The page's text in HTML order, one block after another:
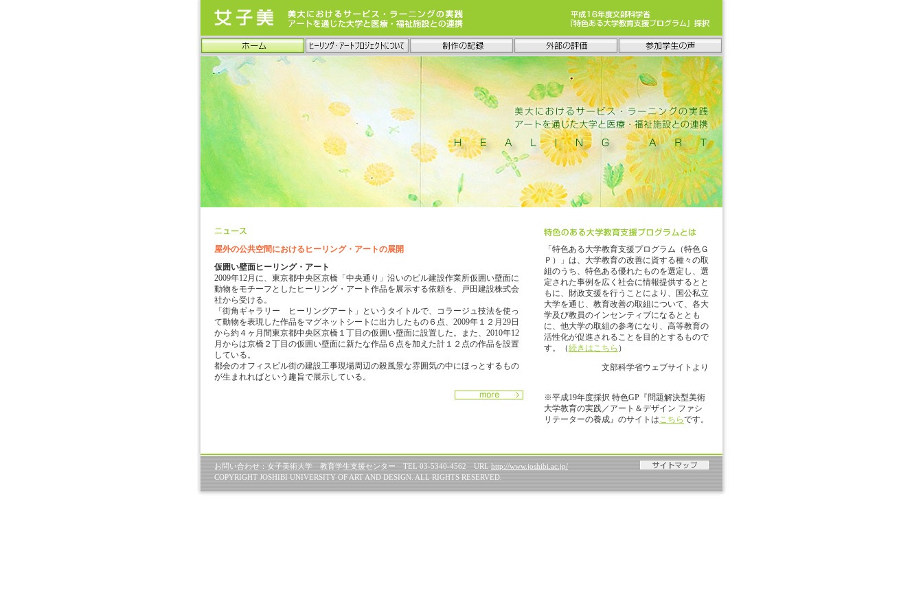
屋外の公共空間におけるヒーリング・アートの展開
仮囲い壁面ヒーリング・アート
2009年12月に、東京都中央区京橋「中央通り」沿いのビル建設作業所仮囲い壁面に
動物をモチーフとしたヒーリング・アート作品を展示する依頼を、戸田建設株式会
社から受ける。
「街角ギャラリー ヒーリングアート」というタイトルで、コラージュ技法を使っ
て動物を表現した作品をマグネットシートに出力したもの６点、2009年１２月29日
から約４ヶ月間東京都中央区京橋１丁目の仮囲い壁面に設置した。また、2010年12
月からは京橋２丁目の仮囲い壁面に新たな作品６点を加えた計１２点の作品を設置
している。
都会のオフィスビル街の建設工事現場周辺の殺風景な雰囲気の中にほっとするもの
が生まれればという趣旨で展示している。
「特色ある大学教育支援プログラム（特色Ｇ
Ｐ）」は、大学教育の改善に資する種々の取
組のうち、特色ある優れたものを選定し、選
定された事例を広く社会に情報提供するとと
もに、財政支援を行うことにより、国公私立
大学を通じ、教育改善の取組について、各大
学及び教員のインセンティブになるととも
に、他大学の取組の参考になり、高等教育の
活性化が促進されることを目的とするもので
す。（続きはこちら ）
文部科学省ウェブサイトより
※平成19年度採択 特色GP『問題解決型美術
大学教育の実践／アート＆デザイン ファシ
リテーターの養成』のサイトはこちらです。
お問い合わせ：女子美術大学 教育学生支援センター TEL 03-5340-4562 URL http://www.joshibi.ac.jp/
COPYRIGHT JOSHIBI UNIVERSITY OF ART AND DESIGN. ALL RIGHTS RESERVED.